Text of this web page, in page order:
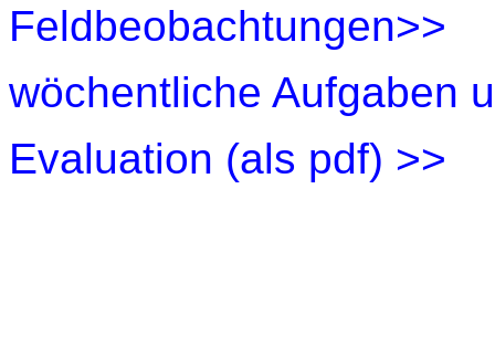
Feldbeobachtungen>>
wöchentliche Aufgaben
Evaluation (als pdf) >>